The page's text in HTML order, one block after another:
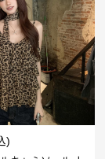
)